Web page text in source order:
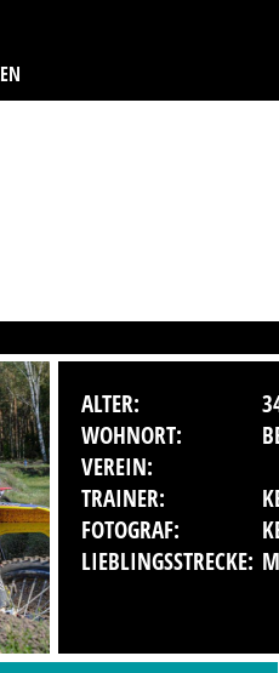
ALTER:
WOHNORT:
VEREIN:
TRAINER:
FOTOGRAF:
LIEBLINGSSTRECKE: